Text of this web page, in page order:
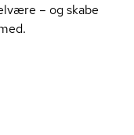
– og skabe